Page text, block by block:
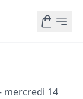
mercredi 14